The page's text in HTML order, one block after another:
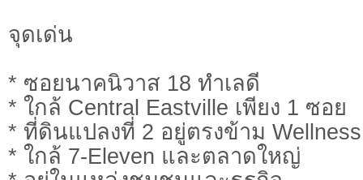
จุดเด่น
* ซอยนาคนิวาส 18 ทำเลดี
* ใกล้ Central Eastville เพียง 1 ซอย
* ที่ดินแปลงที่ 2 อยู่ตรงข้าม Wellness
* ใกล้ 7-Eleven และตลาดใหญ่